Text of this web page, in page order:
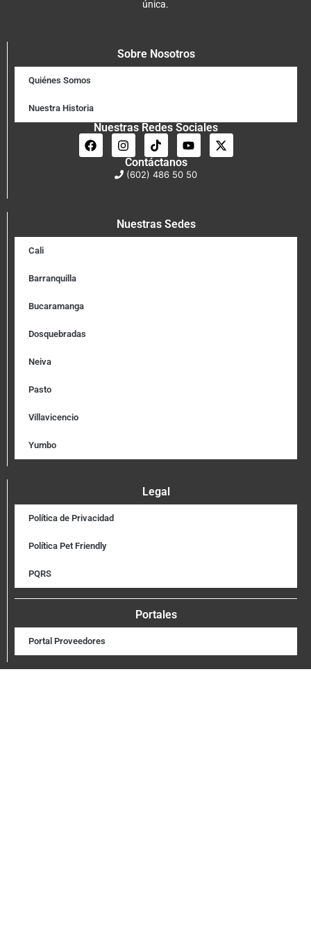
única.
Sobre Nosotros
Quiénes Somos
Nuestra Historia
Nuestras Redes Sociales
Contáctanos
(602) 486 50 50
Nuestras Sedes
Cali
Barranquilla
Bucaramanga
Dosquebradas
Neiva
Pasto
Villavicencio
Yumbo
Legal
Política de Privacidad
Política Pet Friendly
PQRS
Portales
Portal Proveedores